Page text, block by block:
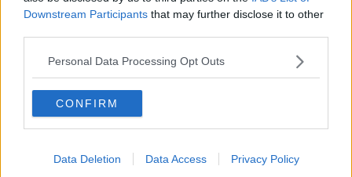
Downstream Participants that may further disclose it to other
Personal Data Processing Opt Outs
CONFIRM
Data Deletion Data Access Privacy Policy
Le stelle del jazz
Passanti
Continuando, la nonna e il carretto
Metaverso smart
Confessioni autoreferenziali